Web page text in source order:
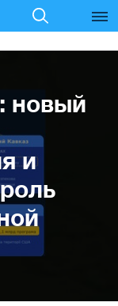
новый
и